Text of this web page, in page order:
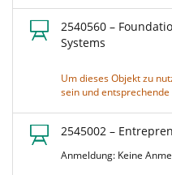
2540560 –
Systems
Um dieses Objekt zu
sein und
2545002 –
Anmeldung: Keine